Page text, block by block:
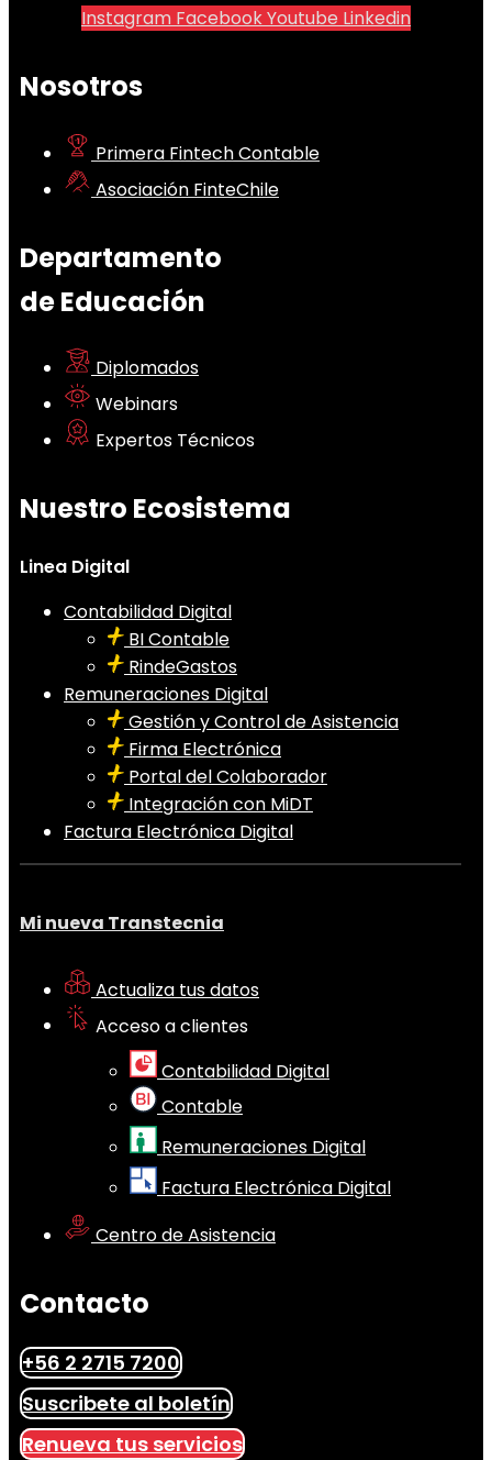
Instagram FacebookYoutube Linkedin
Nosotros
Primera Fintech Contable
Asociación FinteChile
Departamento
de Educación
Diplomados
Webinars
Expertos Técnicos
Nuestro Ecosistema
Linea Digital
Contabilidad Digital
BI Contable
RindeGastos
Remuneraciones Digital
Gestión y Control de Asistencia
Firma Electrónica
Portal del Colaborador
Integración con MiDT
Factura Electrónica Digital
Mi nueva Transtecnia
Actualiza tus datos
Acceso a clientes
Contabilidad Digital
Contable
Remuneraciones Digital
Factura Electrónica Digital
Centro de Asistencia
Contacto
+56 2 2715 7200
Suscribete al boletín
Renueva tus servicios